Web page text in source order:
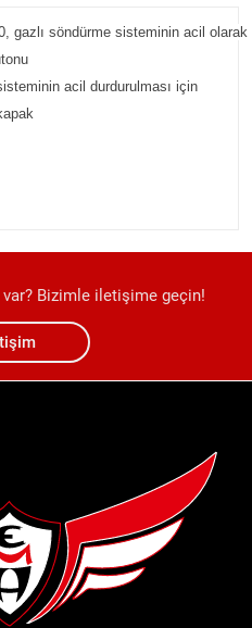
gazlı söndürme sisteminin acil
acil durdurulması için
var? Bizimle iletişime geçin!